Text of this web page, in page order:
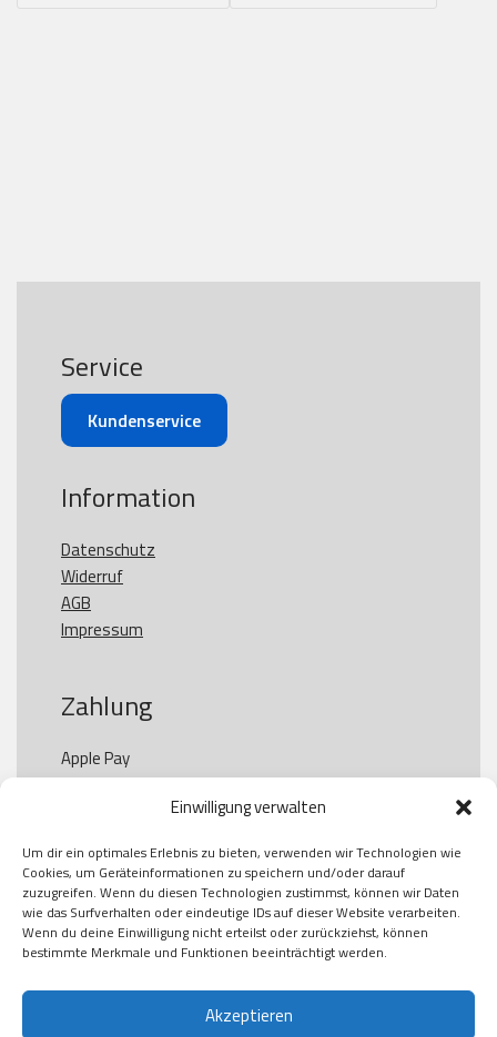
Einwilligung verwalten
Um dir ein optimales Erlebnis zu bieten, verwenden wir Technologien wie
Cookies, um Geräteinformationen zu speichern und/oder darauf
zuzugreifen. Wenn du diesen Technologien zustimmst, können wir Daten
wie das Surfverhalten oder eindeutige IDs auf dieser Website verarbeiten.
Wenn du deine Einwilligung nicht erteilst oder zurückziehst, können
bestimmte Merkmale und Funktionen beeinträchtigt werden.
Akzeptieren
Service
Kundenservice
Information
Datenschutz
Widerruf
AGB
Impressum
Zahlung
Apple Pay
Paypal
Kauf auf Rechung
Klarna
American Express